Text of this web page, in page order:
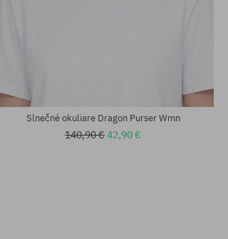
univerzálna veľkosť
Slnečné okuliare Dragon Purser Wmn
140,90 €42,90 €